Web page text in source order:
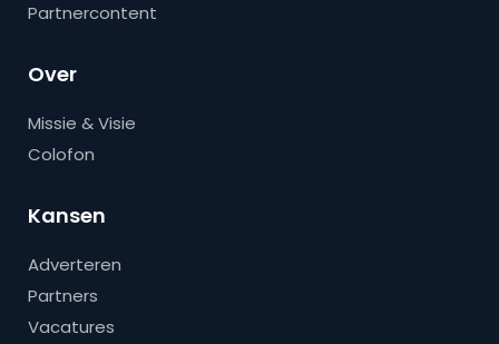
Partnercontent
Over
Missie & Visie
Colofon
Kansen
Adverteren
Partners
Vacatures